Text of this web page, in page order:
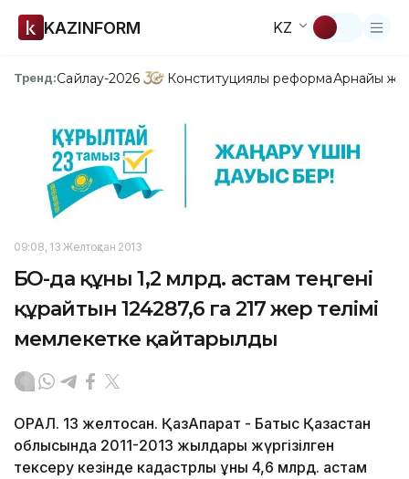
KAZINFORM KZ
Тренд:Сайлау-2026 Конституциялық реформаАрнайы
09:08, 13 Желтоқсан 2013
БҚО-да құны 1,2 млрд. астам теңгені
құрайтын 124287,6 га 217 жер телімі
мемлекетке қайтарылды
ОРАЛ. 13 желтоқсан. ҚазАқпарат - Батыс Қазақстан
облысында 2011-2013 жылдары жүргізілген
тексеру кезінде кадастрлық құны 4,6 млрд. астам